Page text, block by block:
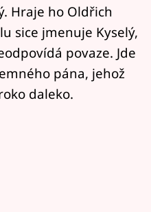
Hraje ho Oldřich
sice jmenuje Kyselý,
povaze. Jde
pána, jehož
daleko.